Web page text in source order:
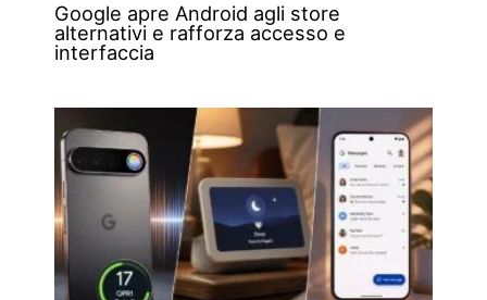
Google apre Android agli store
alternativi e rafforza accesso e
interfaccia